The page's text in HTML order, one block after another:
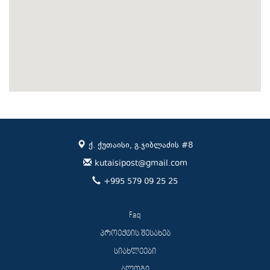
ქ. ქუთაისი, გ.ჯიბლაძის #8
kutaisipost@gmail.com
+995 579 09 25 25
Faq
პროექტის შესახებ
სიახლეები